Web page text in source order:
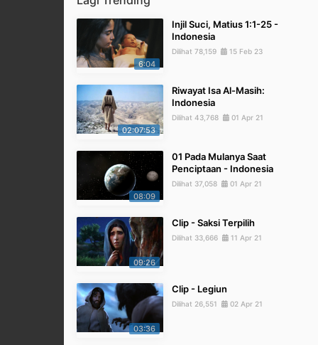
6:04
Injil Suci, Matius 1:1-25 -
Indonesia
Dilihat 78,159 15 Feb 23
02:07:53
Riwayat Isa Al-Masih:
Indonesia
Dilihat 43,768 01 Apr 21
08:09
01 Pada Mulanya Saat
Penciptaan - Indonesia
Dilihat 37,058 01 Apr 21
09:26
Clip - Saksi Terpilih
Dilihat 33,666 11 Apr 21
03:36
Clip - Legiun
Dilihat 26,551 02 Apr 21